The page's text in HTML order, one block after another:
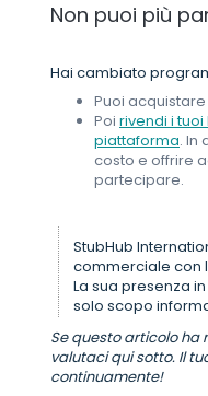
Non puoi più
Hai cambiato
Puoi
Poi rivendi i
piattaforma. In
costo e offrire
partecipare.
StubHub
commerciale con
La sua presenza
solo scopo
Se questo articolo
valutaci qui sotto. Il
continuamente!